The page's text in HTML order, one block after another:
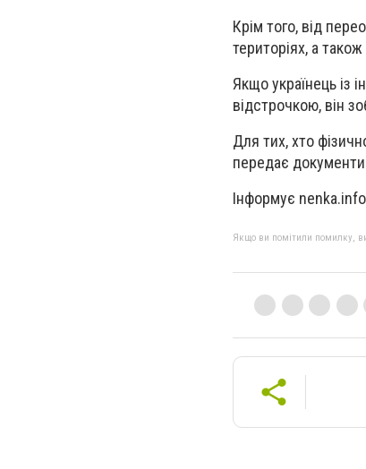
Крім того, від
територіях, а також
Якщо українець із
відстрочкою, він
Для тих, хто
передає
Інформує nenka.info
Якщо ви помітили помилку,